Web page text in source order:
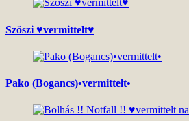
Szöszi ♥vermittelt♥
Pako (Bogancs)•vermittelt•